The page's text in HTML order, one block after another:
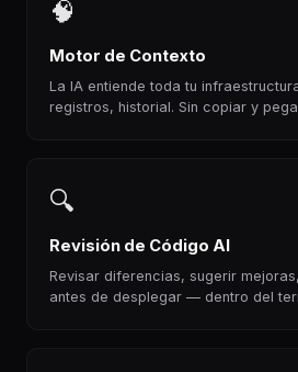
🧠
Motor de Contexto
La IA entiende toda tu
registros, historial. Sin copiar y
🔍
Revisión de Código AI
Revisar diferencias, sugerir
antes de desplegar — dentro del